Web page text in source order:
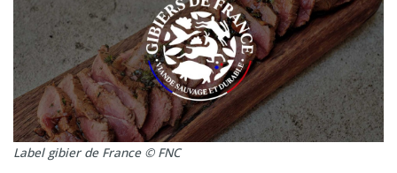
Label gibier de France © FNC